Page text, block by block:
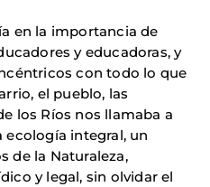
en la importancia de
y educadoras, y
con todo lo que
el pueblo, las
los Ríos nos llamaba a
ecología integral, un
de la Naturaleza,
y legal, sin olvidar el